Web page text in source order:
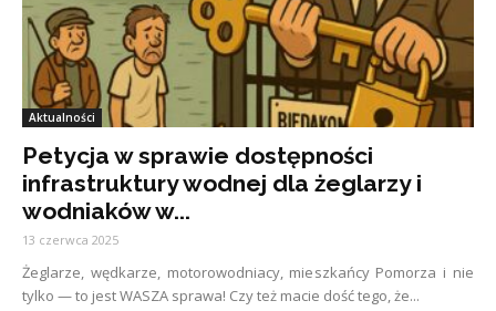
Aktualności
Petycja w sprawie dostępności
infrastruktury wodnej dla żeglarzy i
wodniaków w...
13 czerwca 2025
Żeglarze, wędkarze, motorowodniacy, mieszkańcy Pomorza i nie
tylko — to jest WASZA sprawa! Czy też macie dość tego, że...